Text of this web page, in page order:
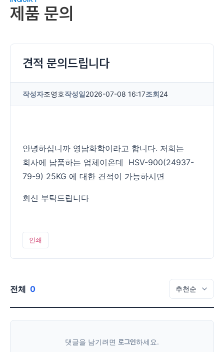
제품 문의
견적 문의드립니다
작성자조영호작성일2026-07-08 16:17조회24
안녕하십니까 영남화학이라고 합니다. 저희는
회사에 납품하는 업체이온데 HSV-900(24937-
79-9) 25KG 에 대한 견적이 가능하시면
회신 부탁드립니다
인쇄
전체 0
댓글을 남기려면 로그인하세요.